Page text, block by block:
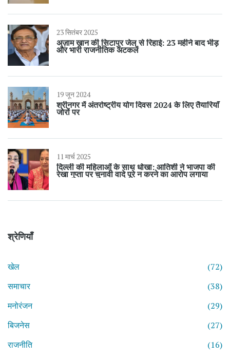
23 सितंबर 2025
अज़ाम खान की सिटापुर जेल से रिहाई: 23 महीने बाद भीड़
और भारी राजनीतिक अटकलें
19 जून 2024
श्रीनगर में अंतर्राष्ट्रीय योग दिवस 2024 के लिए तैयारियाँ
जोरों पर
11 मार्च 2025
दिल्ली की महिलाओं के साथ धोखा: आतिशी ने भाजपा की
रेखा गुप्ता पर चुनावी वादे पूरे न करने का आरोप लगाया
श्रेणियाँ
खेल
(72)
समाचार
(38)
मनोरंजन
(29)
बिजनेस
(27)
राजनीति
(16)